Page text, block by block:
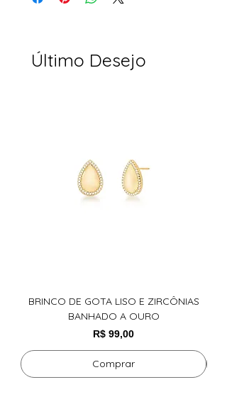
Último Desejo
BRINCO DE GOTA LISO E ZIRCÔNIAS
BANHADO A OURO
Preço
R$ 99,00
Comprar